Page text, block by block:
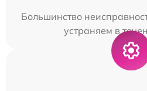
Большинство
устраняем в